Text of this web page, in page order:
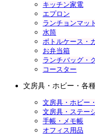
キッチン家電
エプロン
ランチョンマッ
水筒
ボトルケース・
お弁当箱
ランチバッグ・
コースター
文房具・ホビー・各
文房具・ホビー
文房具・ステー
手帳・メモ帳
オフィス用品